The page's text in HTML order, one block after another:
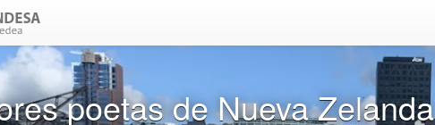
poetas de Nueva Zelanda